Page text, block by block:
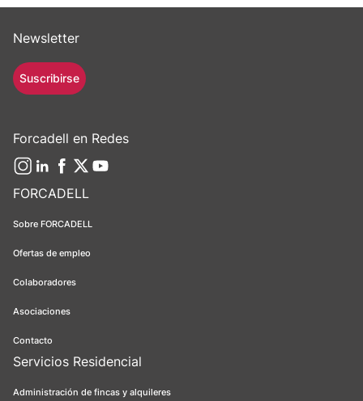
FORCADELL
Sobre FORCADELL
Ofertas de empleo
Colaboradores
Asociaciones
Contacto
Servicios Residencial
Administración de fincas y alquileres
Newsletter
Suscribirse
Forcadell en Redes